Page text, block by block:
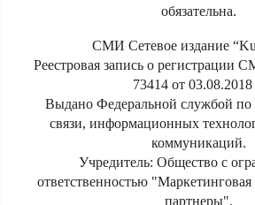
обязательна.
СМИ Сетевое издание
Реестровая запись о
73414 от 03.08.2018
Выдано Федеральной службой по
связи, информационных
коммуникаций.
Учредитель: Общество с
ответственностью
партнеры".